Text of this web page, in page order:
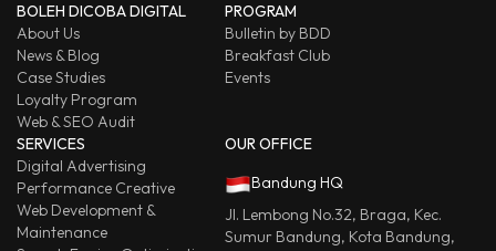
BOLEH DICOBA DIGITAL
About Us
News & Blog
Case Studies
Loyalty Program
Web & SEO Audit
PROGRAM
Bulletin by BDD
Breakfast Club
Events
SERVICES
Digital Advertising
Performance Creative
Web Development &
Maintenance
OUR OFFICE
Bandung HQ
Jl. Lembong No.32, Braga, Kec.
Sumur Bandung, Kota Bandung,